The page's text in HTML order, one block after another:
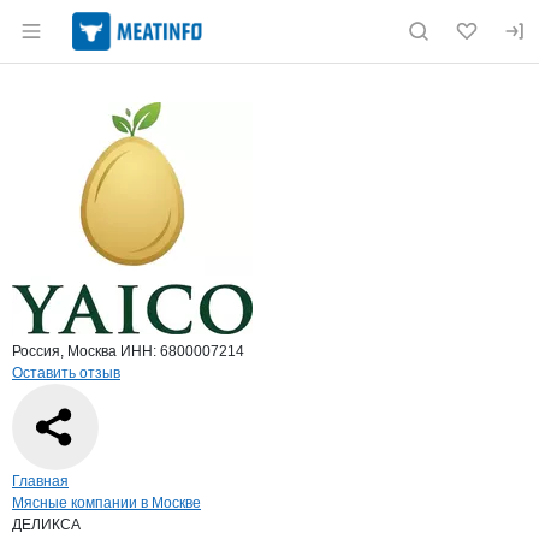
Раздел навигации по сайту meatinfo.ru
Страница компании
Страница компании ДЕЛИКСА, ООО
Краткая информация о компании
Россия, Москва ИНН: 6800007214
Оставить отзыв
Навигация по сайту
Главная
Мясные компании в Москве
ДЕЛИКСА